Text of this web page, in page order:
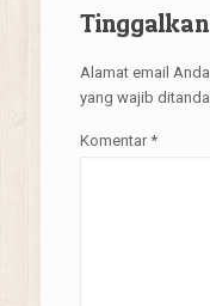
Alamat email
yang wajib
Komentar *